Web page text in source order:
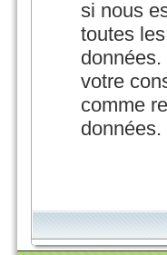
si nous
toutes
votre
comme
données.